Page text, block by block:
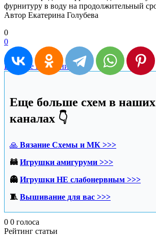
фурнитуру в воду на продолжительный
Автор Екатерина Голубева
0
0
Вязаные купальники
Еще больше схем в наших
каналах 👇
🙏 Вязание Схемы и МК >>>
🦝 Игрушки амигуруми >>>
👻 Игрушки НЕ слабонервным >>>
🧵 Вышивание для вас >>>
0 0 голоса
Рейтинг статьи